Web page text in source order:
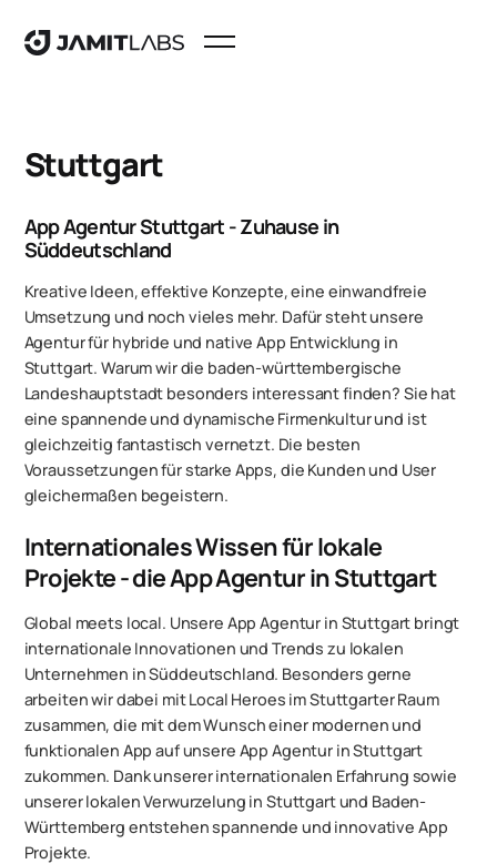
Stuttgart
App Agentur Stuttgart - Zuhause in
Süddeutschland
Kreative Ideen, effektive Konzepte, eine einwandfreie
Umsetzung und noch vieles mehr. Dafür steht unsere
Agentur für hybride und native App Entwicklung in
Stuttgart. Warum wir die baden-württembergische
Landeshauptstadt besonders interessant finden? Sie hat
eine spannende und dynamische Firmenkultur und ist
gleichzeitig fantastisch vernetzt. Die besten
Voraussetzungen für starke Apps, die Kunden und User
gleichermaßen begeistern.
Internationales Wissen für lokale
Projekte - die App Agentur in Stuttgart
Global meets local. Unsere App Agentur in Stuttgart bringt
internationale Innovationen und Trends zu lokalen
Unternehmen in Süddeutschland. Besonders gerne
arbeiten wir dabei mit Local Heroes im Stuttgarter Raum
zusammen, die mit dem Wunsch einer modernen und
funktionalen App auf unsere App Agentur in Stuttgart
zukommen. Dank unserer internationalen Erfahrung sowie
unserer lokalen Verwurzelung in Stuttgart und Baden-
Württemberg entstehen spannende und innovative App
Projekte.